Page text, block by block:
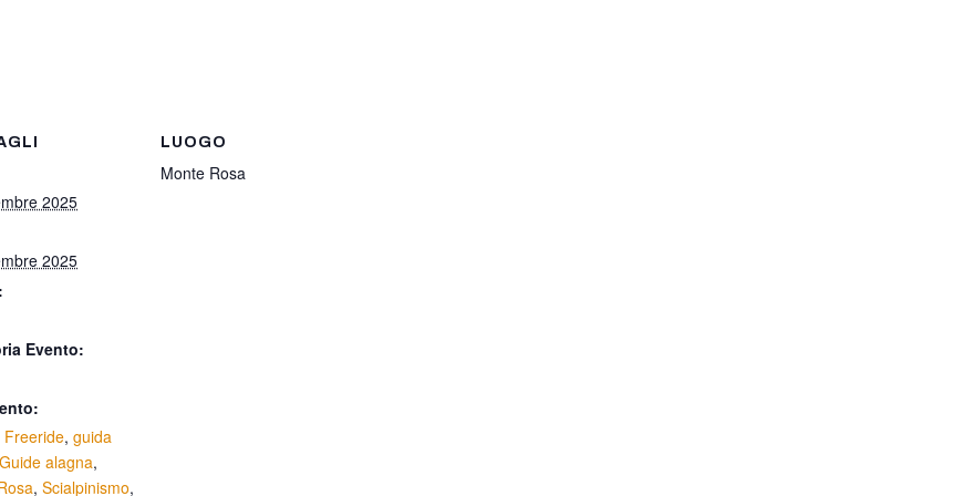
2025
2025
Evento:
Freeride, guida
Guide alagna,
, Scialpinismo,
LUOGO
Monte Rosa